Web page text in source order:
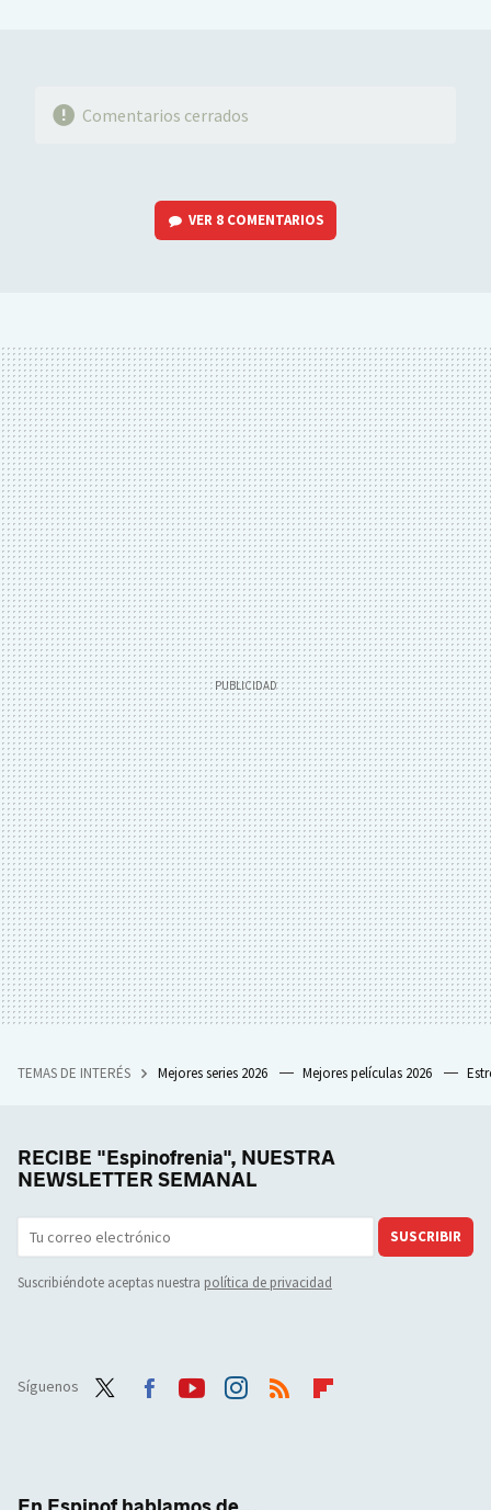
Comentarios cerrados
VER 8 COMENTARIOS
TEMAS DE INTERÉS Mejores series 2026 Mejores películas 2026
RECIBE "Espinofrenia", NUESTRA
NEWSLETTER SEMANAL
SUSCRIBIR
Suscribiéndote aceptas nuestra política de privacidad
Síguenos